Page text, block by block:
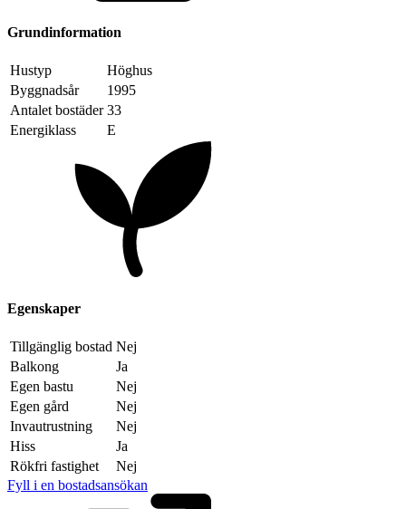
Grundinformation
Hustyp
Höghus
Byggnadsår
1995
Antalet bostäder 33
Energiklass
E
Egenskaper
Tillgänglig bostad Nej
Balkong
Ja
Egen bastu
Nej
Egen gård
Nej
Invautrustning
Nej
Hiss
Ja
Rökfri fastighet
Nej
Fyll i en bostadsansökan